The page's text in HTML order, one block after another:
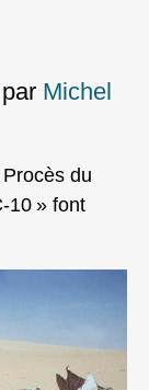
par Michel
Procès du
» font